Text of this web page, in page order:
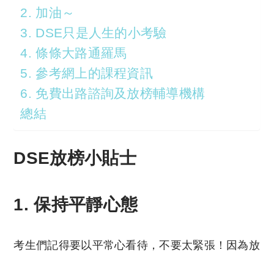
2. 加油～
3. DSE只是人生的小考驗
4. 條條大路通羅馬
5. 參考網上的課程資訊
6. 免費出路諮詢及放榜輔導機構
總結
DSE放榜小貼士
1. 保持平靜心態
考生們記得要以平常心看待，不要太緊張！因為放